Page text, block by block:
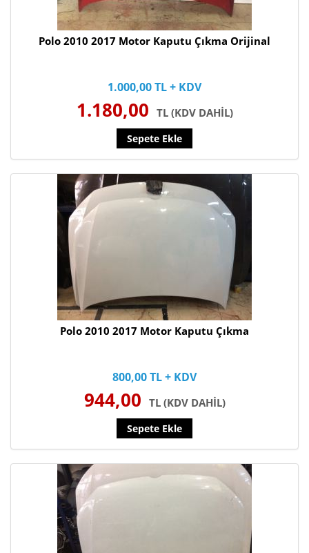
Polo 2010 2017 Motor Kaputu Çıkma Orijinal
1.000,00 TL + KDV
1.180,00 TL (KDV DAHİL)
Sepete Ekle
Polo 2010 2017 Motor Kaputu Çıkma
800,00 TL + KDV
944,00 TL (KDV DAHİL)
Sepete Ekle